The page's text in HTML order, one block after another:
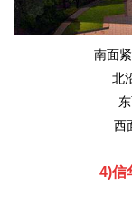
南面
北
西
4)信